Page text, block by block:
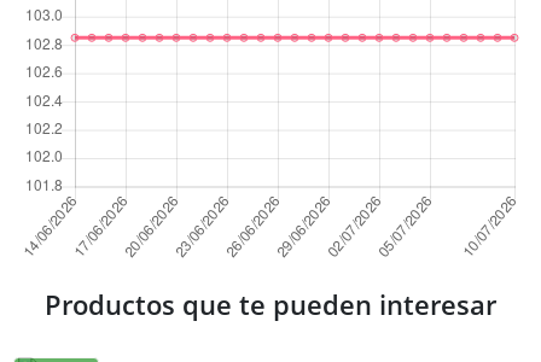
Productos que te pueden interesar